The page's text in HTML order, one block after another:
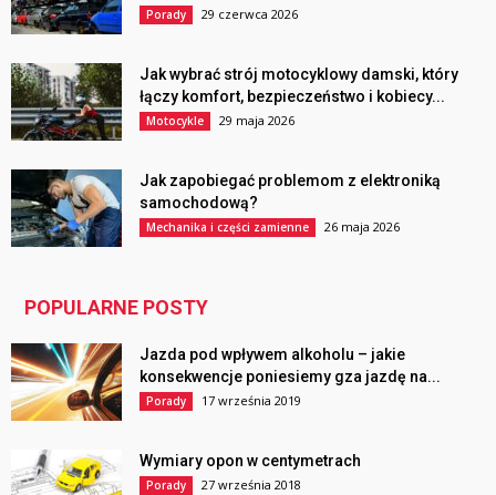
Porady 29 czerwca 2026
Jak wybrać strój motocyklowy damski, który
łączy komfort, bezpieczeństwo i kobiecy...
Motocykle 29 maja 2026
Jak zapobiegać problemom z elektroniką
samochodową?
Mechanika i części zamienne 26 maja 2026
POPULARNE POSTY
Jazda pod wpływem alkoholu – jakie
konsekwencje poniesiemy gza jazdę na...
Porady 17 września 2019
Wymiary opon w centymetrach
Porady 27 września 2018